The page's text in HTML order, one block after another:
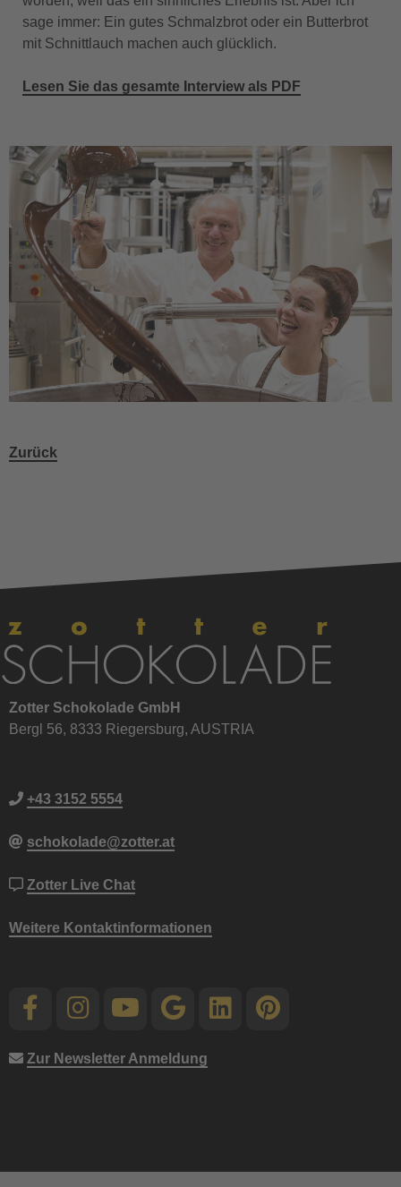
sage immer: Ein gutes Schmalzbrot oder ein Butterbrot
mit Schnittlauch machen auch glücklich.
Lesen Sie das gesamte Interview als PDF
Zurück
Zotter Schokolade GmbH
Bergl 56, 8333 Riegersburg, AUSTRIA
+43 3152 5554
schokolade@zotter.at
Zotter Live Chat
Weitere Kontaktinformationen
Zur Newsletter Anmeldung